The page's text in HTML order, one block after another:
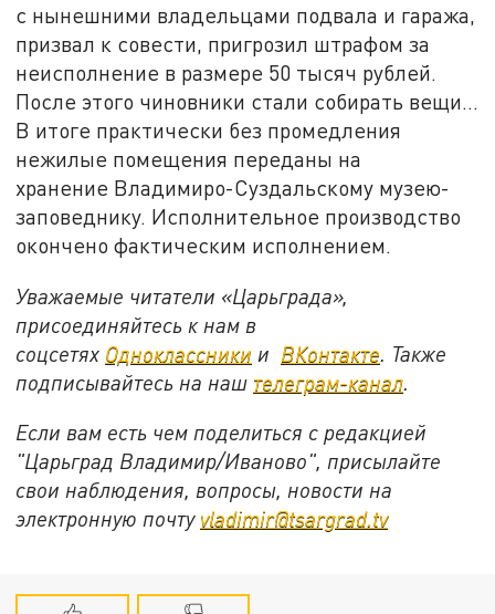
с нынешними владельцами подвала и гаража,
призвал к совести, пригрозил штрафом за
неисполнение в размере 50 тысяч рублей.
После этого чиновники стали собирать вещи…
В итоге практически без промедления
нежилые помещения переданы на
хранение Владимиро-Суздальскому музею-
заповеднику. Исполнительное производство
окончено фактическим исполнением.
Уважаемые читатели «Царьграда»,
присоединяйтесь к нам в
соцсетях Одноклассники и ВКонтакте . Также
подписывайтесь на наш телеграм-канал
Если вам есть чем поделиться с редакцией
"Царьград Владимир/Иваново", присылайте
свои наблюдения, вопросы, новости на
электронную почту vladimir@tsargrad.tv